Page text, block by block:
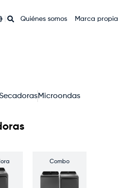
Quiénes somos Marca propia
Microondas
Combo